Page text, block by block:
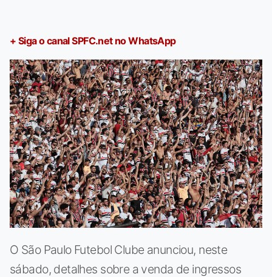
+ Siga o canal SPFC.net no WhatsApp
O São Paulo Futebol Clube anunciou, neste
sábado, detalhes sobre a venda de ingressos